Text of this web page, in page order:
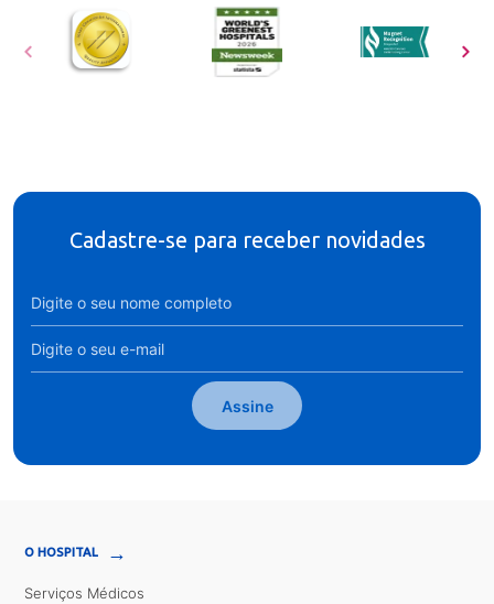
Cadastre-se para receber novidades
Assine
O HOSPITAL →
Serviços Médicos